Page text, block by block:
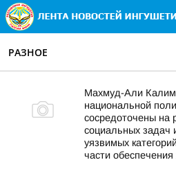
РАЗНОЕ
Махмуд-Али
национальной
сосредоточены на
социальных задач
уязвимых
части